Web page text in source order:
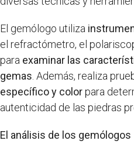
El gemólogo utiliza
el refractómetro, el
para examinar las
gemas . Además, realiza
específico y colorpara
autenticidad de las piedras
El análisis de los gemólogos